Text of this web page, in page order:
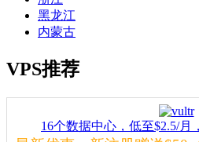
黑龙江
内蒙古
VPS推荐
16个数据中心，低至$2.5/月